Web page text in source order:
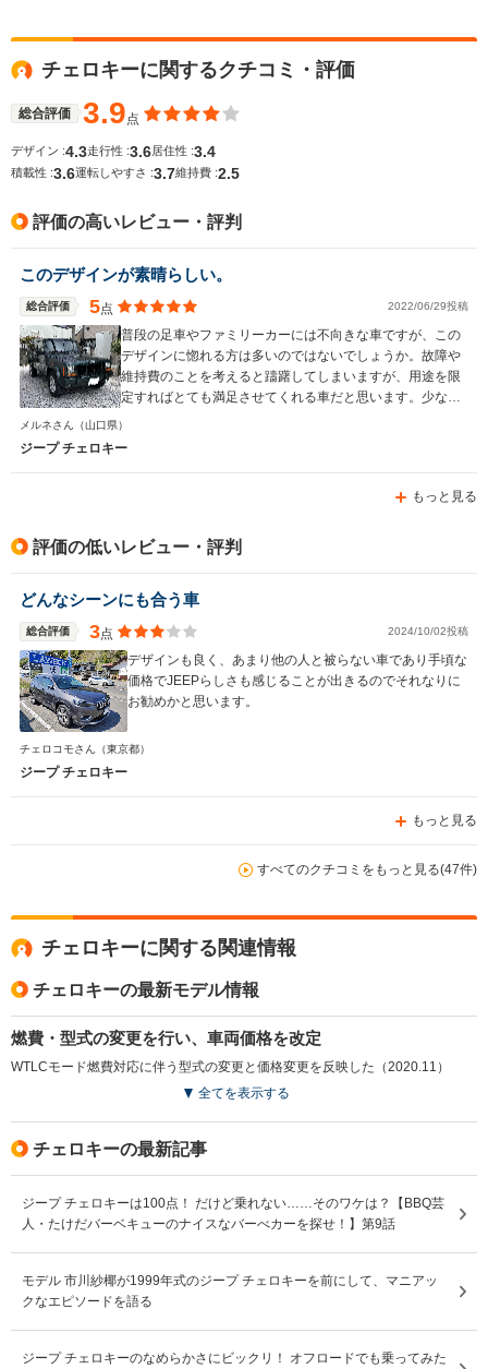
WLTCモード
燃費
7.8km/L
12.5km/L
14.6km/L
チェロキーに関するクチコミ・評価
総合評価 3.9点
デザイン :4.3走行性 :3.6 居住性 :3.4
積載性 :3.6運転しやすさ :3.7維持費 :2.5
評価の高いレビュー・評判
このデザインが素晴らしい。
総合評価 5点 2022/06/29投稿
普段の足車やファミリーカーには不向きな車ですが、この
デザインに惚れる方は多いのではないでしょうか。故障や
維持費のことを考えると躊躇してしまいますが、用途を限
定すればとても満足させてくれる車だと思います。少なく
メルネさん （山口県）
ジープ チェロキー
もっと見る
評価の低いレビュー・評判
どんなシーンにも合う車
総合評価 3点 2024/10/02投稿
デザインも良く、あまり他の人と被らない車であり手頃な
価格でJEEPらしさも感じることが出きるのでそれなりに
お勧めかと思います。
チェロコモさん （東京都）
ジープ チェロキー
もっと見る
すべてのクチコミをもっと見る(47件)
チェロキーに関する関連情報
チェロキーの最新モデル情報
燃費・型式の変更を行い、車両価格を改定
WTLCモード燃費対応に伴う型式の変更と価格変更を反映した（2020.11）
全てを表示する
チェロキーの最新記事
ジープ チェロキーは100点！ だけど乗れない……そのワケは？【BBQ芸
人・たけだバーベキューのナイスなバーべカーを探せ！】第9話
モデル 市川紗椰が1999年式のジープ チェロキーを前にして、マニアッ
クなエピソードを語る
ジープ チェロキーのなめらかさにビックリ！ オフロードでも乗ってみた